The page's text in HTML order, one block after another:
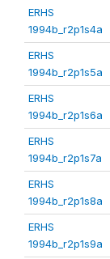
ERHS
1994b_r2p1s4a
ERHS
1994b_r2p1s5a
ERHS
1994b_r2p1s6a
ERHS
1994b_r2p1s7a
ERHS
1994b_r2p1s8a
ERHS
1994b_r2p1s9a